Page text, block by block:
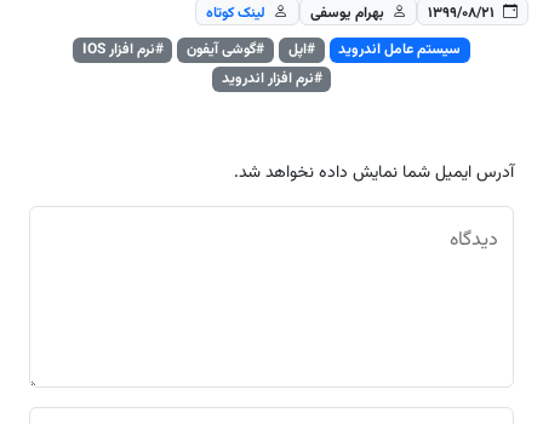
۱۳۹۹/۰۸/۲۱ بهرام یوسفی
لینک کوتاه
سیستم عامل اندروید
#اپل #گوشی آیفون
#نرم افزار IOS
#نرم افزار اندروید
آدرس ایمیل شما نمایش داده نخواهد شد.
دیدگاه